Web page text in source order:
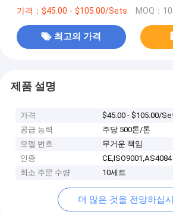
가격：$45.00 - $105.00/Sets MOQ：
최고의 가격
제품 설명
가격
$45.00 - $105.00/
공급 능력
주당 500톤/톤
모델 번호
무거운 책임
인증
CE,ISO9001,AS4084
최소 주문 수량
10세트
더 많은 것을 전망하십